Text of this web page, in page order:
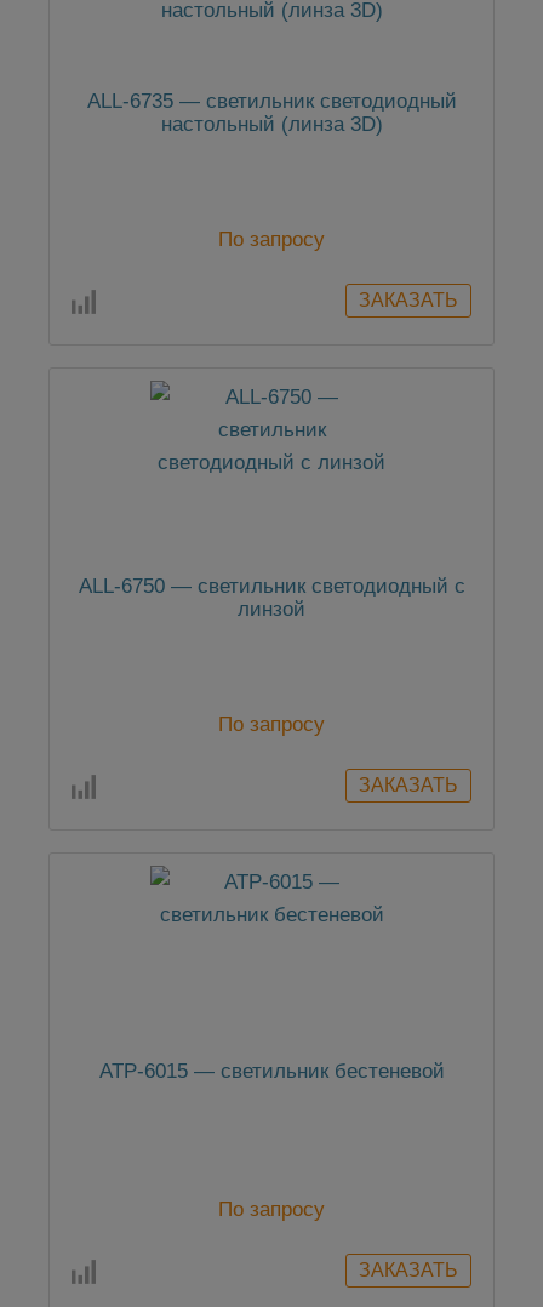
ALL-6735 — светильник светодиодный
настольный (линза 3D)
По запросу
ALL-6750 — светильник светодиодный с
линзой
По запросу
АТР-6015 — светильник бестеневой
По запросу